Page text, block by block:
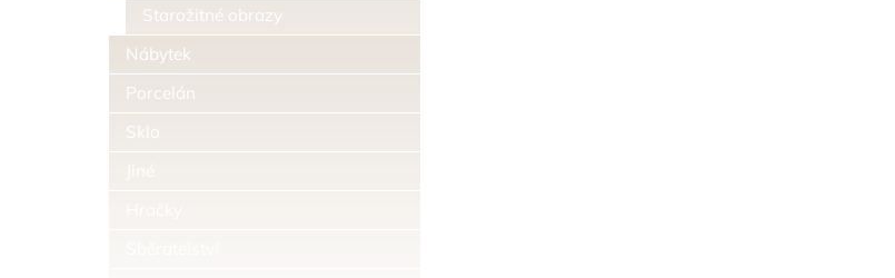
Starožitné obrazy
Nábytek
Porcelán
Sklo